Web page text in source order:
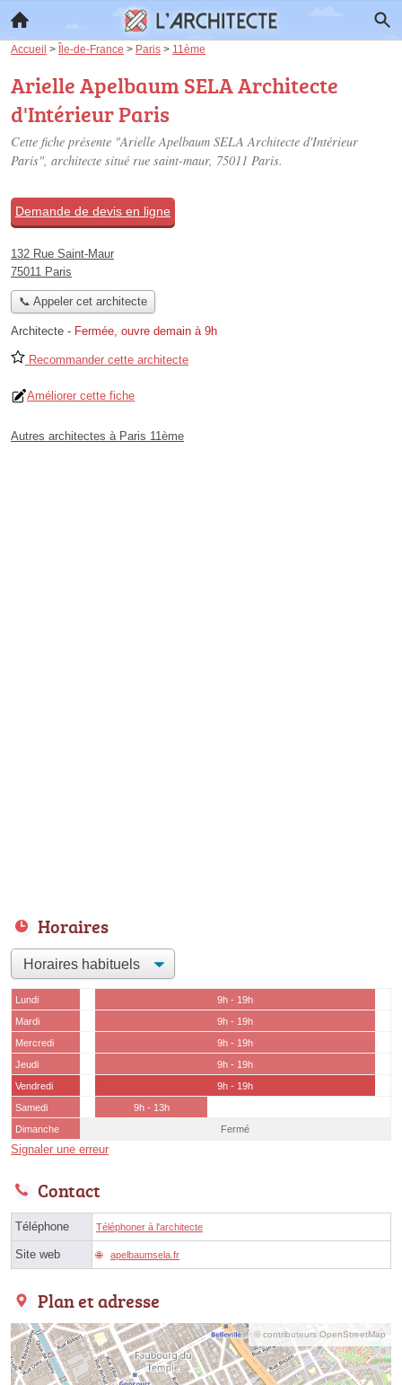
Accueil > Île-de-France > Paris > 11ème
Arielle Apelbaum SELA Architecte
d'Intérieur Paris
Cette fiche présente "Arielle Apelbaum SELA Architecte d'Intérieur
Paris", architecte situé rue saint-maur, 75011 Paris.
Demande de devis en ligne
132 Rue Saint-Maur
75011 Paris
📞 Appeler cet architecte
Architecte - Fermée, ouvre demain à 9h
Recommander cette architecte
Améliorer cette fiche
Autres architectes à Paris 11ème
Horaires
Lundi
9h - 19h
Mardi
9h - 19h
Mercredi
9h - 19h
Jeudi
9h - 19h
Vendredi
9h - 19h
Samedi
9h - 13h
Dimanche
Fermé
Signaler une erreur
Contact
Téléphone Téléphoner à l'architecte
Site web apelbaumsela.fr
Plan et adresse
© contributeurs OpenStreetMap